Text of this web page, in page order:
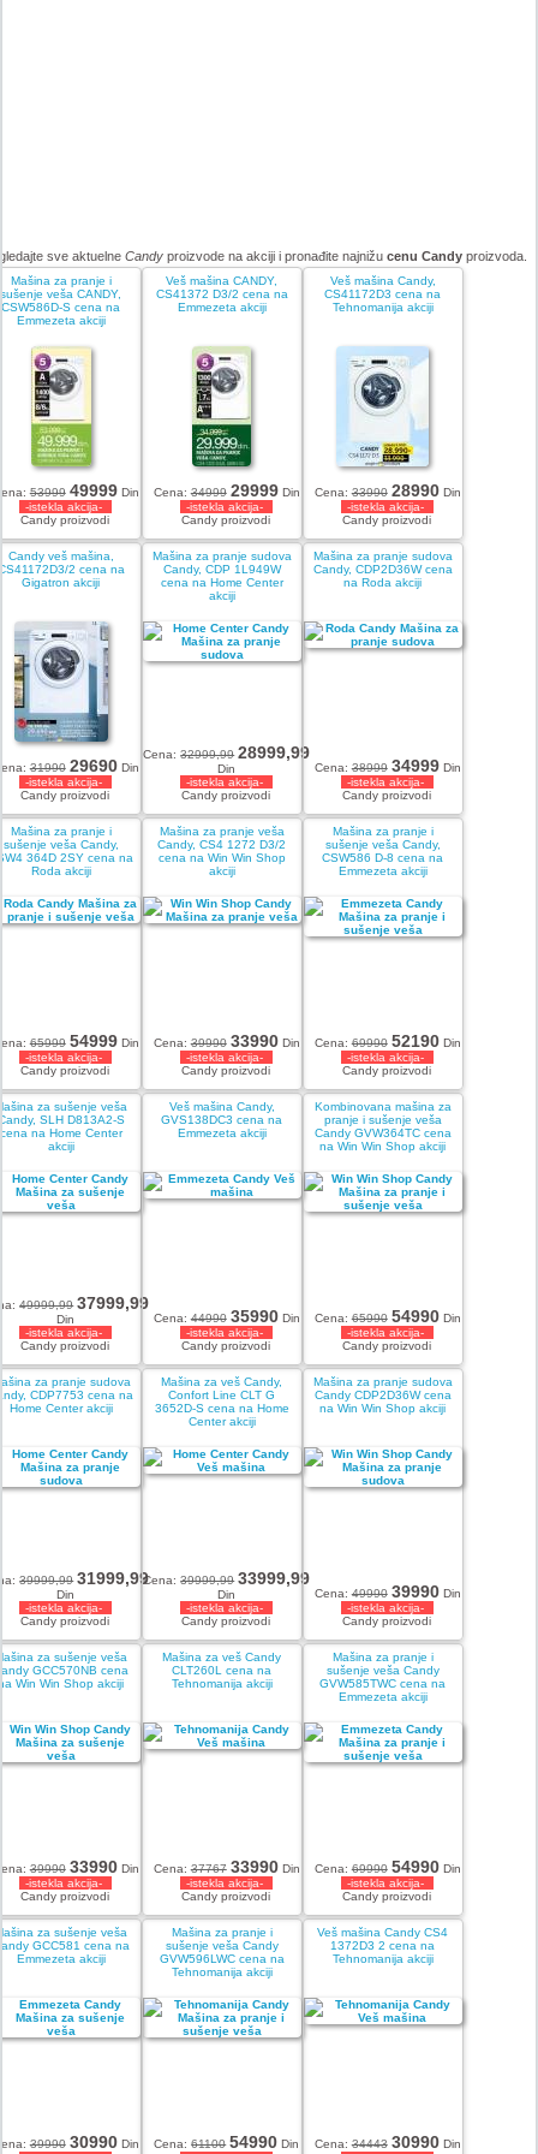
sve aktuelneCandy proizvode na akciji i pronađite najnižucenu Candy proizvoda.
Mašina za pranje i
sušenje veša CANDY,
CSW586D-S cena na
Emmezeta akciji
53999 49999Din
-istekla akcija-
Candy proizvodi
Veš mašina CANDY,
CS41372 D3/2 cena na
Emmezeta akciji
Cena:34999 29999Din
-istekla akcija-
Candy proizvodi
Veš mašina Candy,
CS41172D3 cena na
Tehnomanija akciji
Cena:33990 28990Din
-istekla akcija-
Candy proizvodi
Candy veš mašina,
2 cena na
Gigatron akciji
31990 29690Din
-istekla akcija-
Candy proizvodi
Mašina za pranje sudova
Candy, CDP 1L949W
cena na Home Center
akciji
Cena:32999,99 28999,99
Din
-istekla akcija-
Candy proizvodi
Mašina za pranje sudova
Candy, CDP2D36W cena
na Roda akciji
Cena:38999 34999Din
-istekla akcija-
Candy proizvodi
Mašina za pranje i
sušenje veša Candy,
364D 2SY cena na
Roda akciji
65999 54999Din
-istekla akcija-
Candy proizvodi
Mašina za pranje veša
Candy, CS4 1272 D3/2
cena na Win Win Shop
akciji
Cena:39990 33990Din
-istekla akcija-
Candy proizvodi
Mašina za pranje i
sušenje veša Candy,
CSW586 D-8 cena na
Emmezeta akciji
Cena:69990 52190Din
-istekla akcija-
Candy proizvodi
za sušenje veša
SLH D813A2-S
cena na Home Center
akciji
49999,99 37999,99
Din
-istekla akcija-
Candy proizvodi
Veš mašina Candy,
GVS138DC3 cena na
Emmezeta akciji
Cena:44990 35990Din
-istekla akcija-
Candy proizvodi
Kombinovana mašina za
pranje i sušenje veša
Candy GVW364TC cena
na Win Win Shop akciji
Cena:65990 54990Din
-istekla akcija-
Candy proizvodi
za pranje sudova
CDP7753 cena na
Home Center akciji
39999,99 31999,99
Din
-istekla akcija-
Candy proizvodi
Mašina za veš Candy,
Confort Line CLT G
3652D-S cena na Home
Center akciji
Cena:39999,99 33999,99
Din
-istekla akcija-
Candy proizvodi
Mašina za pranje sudova
Candy CDP2D36W cena
na Win Win Shop akciji
Cena:49990 39990Din
-istekla akcija-
Candy proizvodi
za sušenje veša
GCC570NB cena
Win Win Shop akciji
39990 33990Din
-istekla akcija-
Candy proizvodi
Mašina za veš Candy
CLT260L cena na
Tehnomanija akciji
Cena:37767 33990Din
-istekla akcija-
Candy proizvodi
Mašina za pranje i
sušenje veša Candy
GVW585TWC cena na
Emmezeta akciji
Cena:69990 54990Din
-istekla akcija-
Candy proizvodi
za sušenje veša
GCC581 cena na
Emmezeta akciji
39990 30990Din
Mašina za pranje i
sušenje veša Candy
GVW596LWC cena na
Tehnomanija akciji
Cena:61100 54990 Din
Veš mašina Candy CS4
1372D3 2 cena na
Tehnomanija akciji
Cena:34443 30990Din